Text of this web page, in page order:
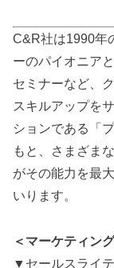
C&R社は1990年
ーのパイオニア
セミナーなど、
スキルアップを
ションである「
もと、さまざま
がその能力を最
いります。
＜マーケティン
▼セールスライ